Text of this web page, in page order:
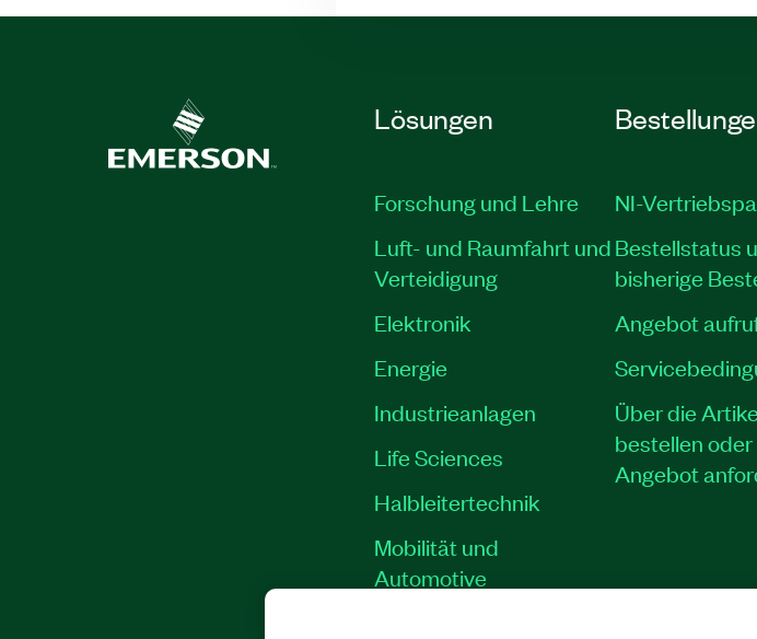
Lösungen
Forschung und Lehre
Luft- und Raumfahrt und
Verteidigung
Elektronik
Energie
Industrieanlagen
Life Sciences
Halbleitertechnik
Mobilität und
Automotive
NI-
Bestellstatus
bisherige
Angebot
Über die
bestellen oder
Angebot